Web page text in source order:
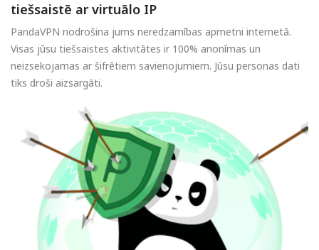
tiešsaistē ar virtuālo IP
PandaVPN nodrošina jums neredzamības apmetni internetā.
Visas jūsu tiešsaistes aktivitātes ir 100% anonīmas un
neizsekojamas ar šifrētiem savienojumiem. Jūsu personas dati
tiks droši aizsargāti.